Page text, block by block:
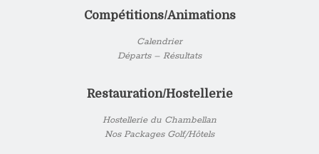
Compétitions/Animations
Calendrier
Départs – Résultats
Restauration/Hostellerie
Hostellerie du Chambellan
Nos Packages Golf/Hôtels